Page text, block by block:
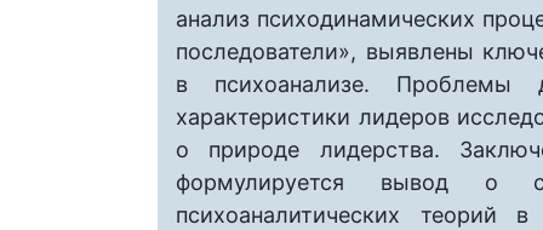
анализ психодинамических
последователи», выявлены
в психоанализе. Проблемы
характеристики лидеров
о природе лидерства.
формулируется вывод о
психоаналитических теорий